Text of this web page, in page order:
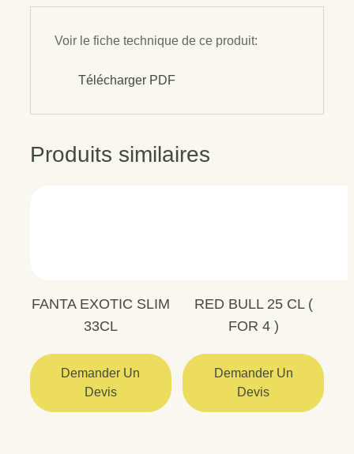
Voir le fiche technique de ce produit:
Télécharger PDF
Produits similaires
FANTA EXOTIC SLIM
33CL
Demander Un
Devis
RED BULL 25 CL (
FOR 4 )
Demander Un
Devis